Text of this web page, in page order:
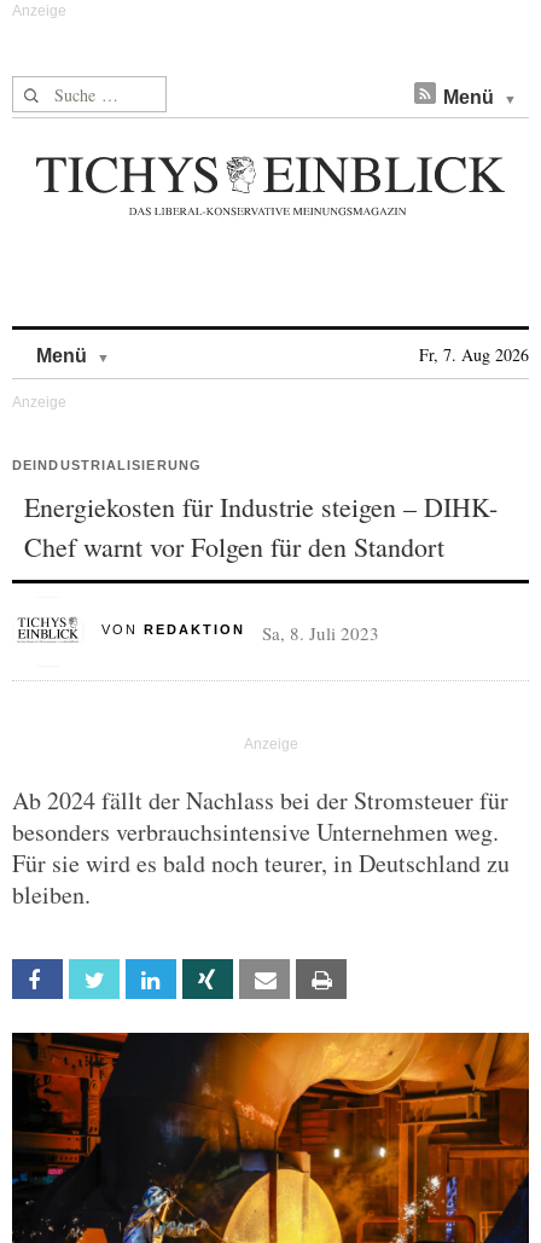
Suche nach: Menü
Menü Fr, 7. Aug 2026
DEINDUSTRIALISIERUNG
Energiekosten für Industrie steigen – DIHK-
Chef warnt vor Folgen für den Standort
VON REDAKTION Sa, 8. Juli 2023
Ab 2024 fällt der Nachlass bei der Stromsteuer für
besonders verbrauchsintensive Unternehmen weg.
Für sie wird es bald noch teurer, in Deutschland zu
bleiben.
Facebook Twitter Linkedin Xing Email